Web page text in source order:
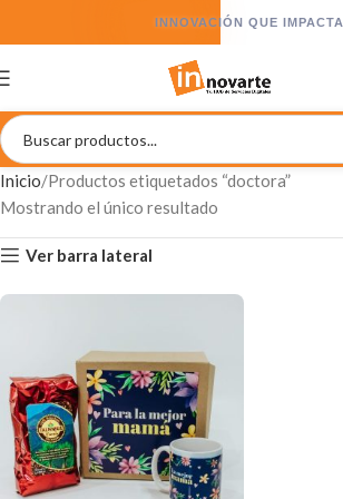
INNOVACIÓN QUE IMPACTA
Inicio Productos etiquetados “doctora”
Mostrando el único resultado
Ver barra lateral